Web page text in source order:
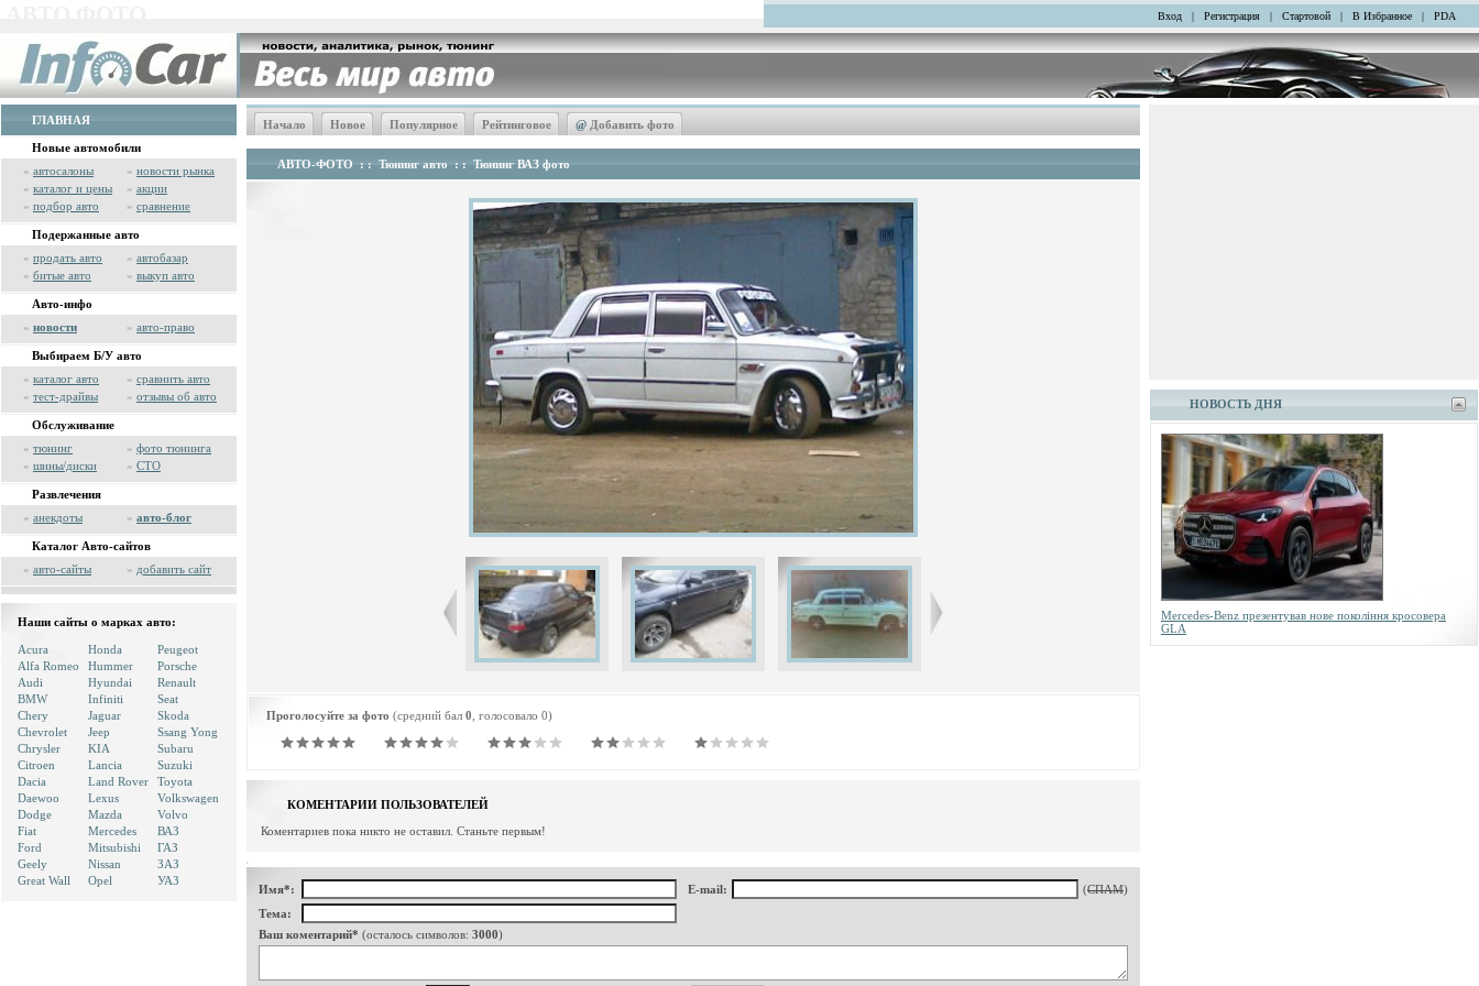
Вход | Регистрация | Стартовой | В Избранное | PDA
ГЛАВНАЯ
Новые автомобили
» автосалоны » новости рынка
» каталог и цены » акции
» подбор авто » сравнение
Подержанные авто
» продать авто » автобазар
» битые авто » выкуп авто
Авто-инфо
» новости » авто-право
Выбираем Б/У авто
» каталог авто » сравнить авто
» тест-драйвы » отзывы об авто
Обслуживание
» тюнинг » фото тюнинга
» шины/диски » СТО
Развлечения
» анекдоты » авто-блог
Каталог Авто-сайтов
» авто-сайты » добавить сайт
Наши сайты о марках авто:
Acura
Alfa Romeo
Audi
BMW
Chery
Chevrolet
Chrysler
Citroen
Dacia
Daewoo
Dodge
Fiat
Ford
Geely
Great Wall
Honda
Hummer
Hyundai
Infiniti
Jaguar
Jeep
KIA
Lancia
Land Rover
Lexus
Mazda
Mercedes
Mitsubishi
Nissan
Opel
Peugeot
Porsche
Renault
Seat
Skoda
Ssang Yong
Subaru
Suzuki
Toyota
Volkswagen
Volvo
ВАЗ
ГАЗ
ЗАЗ
УАЗ
Начало Новое Популярное Рейтинговое @ Добавить фото
АВТО-ФОТО : : Тюнинг авто : : Тюнинг ВАЗ фото
Проголосуйте за фото (средний бал 0 , голосовало 0)
КОМЕНТАРИИ ПОЛЬЗОВАТЕЛЕЙ
Коментариев пока никто не оставил. Станьте первым!
Имя*: E-mail: (СПАМ)
Тема:
Ваш коментарий* (осталось символов: 3000)
НОВОСТЬ ДНЯ
Mercedes-Benz презентував нове покоління кросовера
GLA